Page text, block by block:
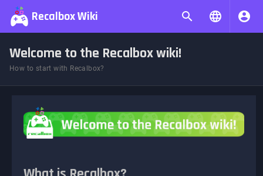
Recalbox Wiki
Welcome to the Recalbox wiki!
How to start with Recalbox?